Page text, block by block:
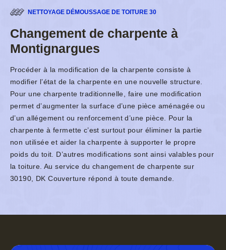
NETTOYAGE DÉMOUSSAGE DE TOITURE 30
Changement de charpente à
Montignargues
Procéder à la modification de la charpente consiste à
modifier l’état de la charpente en une nouvelle structure.
Pour une charpente traditionnelle, faire une modification
permet d’augmenter la surface d’une pièce aménagée ou
d’un allégement ou renforcement d’une pièce. Pour la
charpente à fermette c’est surtout pour éliminer la partie
non utilisée et aider la charpente à supporter le propre
poids du toit. D’autres modifications sont ainsi valables pour
la toiture. Au service du changement de charpente sur
30190, DK Couverture répond à toute demande.